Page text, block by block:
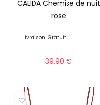
CALIDA Chemise de nuit
rose
Livraison Gratuit
39,90€